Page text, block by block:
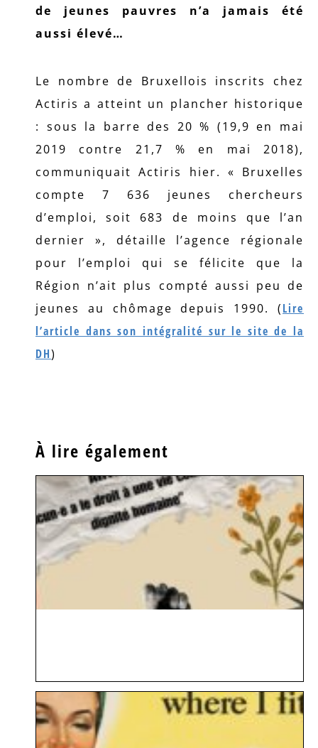
de jeunes pauvres n’a jamais été
aussi élevé…
Le nombre de Bruxellois inscrits chez
Actiris a atteint un plancher historique
: sous la barre des 20 % (19,9 en mai
2019 contre 21,7 % en mai 2018),
communiquait Actiris hier. « Bruxelles
compte 7 636 jeunes chercheurs
d’emploi, soit 683 de moins que l’an
dernier », détaille l’agence régionale
pour l’emploi qui se félicite que la
Région n’ait plus compté aussi peu de
jeunes au chômage depuis 1990. (Lire
l’article dans son intégralité sur le site de la
DH)
À lire également